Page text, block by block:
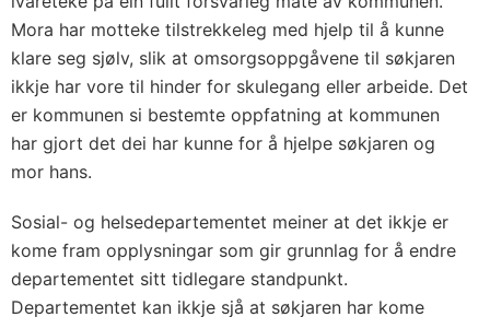
Mora har motteke tilstrekkeleg med hjelp til å kunne
klare seg sjølv, slik at omsorgsoppgåvene til søkjaren
ikkje har vore til hinder for skulegang eller arbeide. Det
er kommunen si bestemte oppfatning at kommunen
har gjort det dei har kunne for å hjelpe søkjaren og
mor hans.
Sosial- og helsedepartementet meiner at det ikkje er
kome fram opplysningar som gir grunnlag for å endre
departementet sitt tidlegare standpunkt.
Departementet kan ikkje sjå at søkjaren har kome